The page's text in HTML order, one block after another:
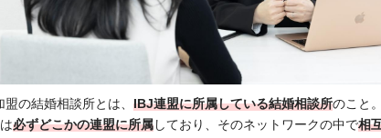
盟の結婚相談所とは、 IBJ連盟に所属している結婚相談所のこと
必ずどこかの連盟に所属しており、そのネットワークの中で相